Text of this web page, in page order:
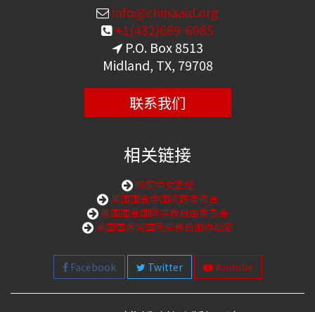
info@chinaaid.org
+1(432)689-6985
P.O. Box 8513
Midland, TX, 79708
联系我们
相关链接
购买中文圣经
美国国会中国问题委员会
美国国会国际宗教自由委员会
美国国务院国际宗教自由办公室
Facebook Twitter Youtube